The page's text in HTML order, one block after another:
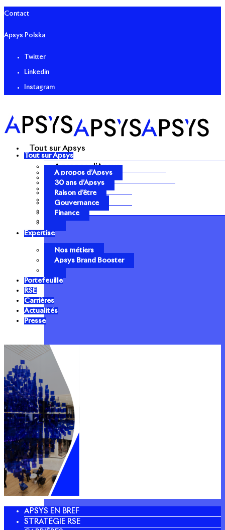
Contact
Apsys Polska
Twitter
Linkedin
Instagram
Tout sur Apsys
A propos d’Apsys
30 ans d’Apsys
Raison d’être
Gouvernance
Finance
Tout sur Apsys
A propos d’Apsys
30 ans d’Apsys
Raison d’être
Gouvernance
Finance
Expertise
Nos métiers
Apsys Brand Booster
Portefeuille
RSE
Carrières
Actualités
Presse
APSYS EN BREF
STRATÉGIE RSE